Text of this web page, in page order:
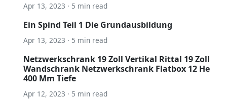
Apr 13, 2023 · 5 min read
Ein Spind Teil 1 Die Grundausbildung
Apr 13, 2023 · 5 min read
Netzwerkschrank 19 Zoll Vertikal Rittal 19 Zoll
Wandschrank Netzwerkschrank Flatbox 12 He
400 Mm Tiefe
Apr 12, 2023 · 5 min read